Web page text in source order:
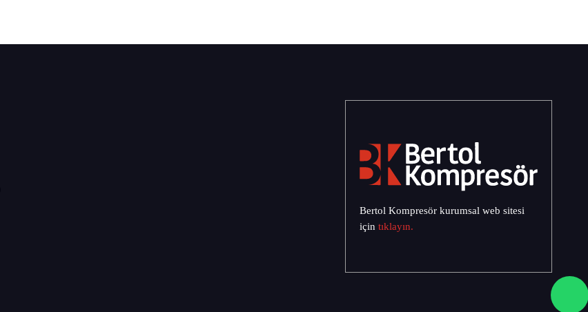
Bertol Kompresör kurumsal web sitesi
için tıklayın.